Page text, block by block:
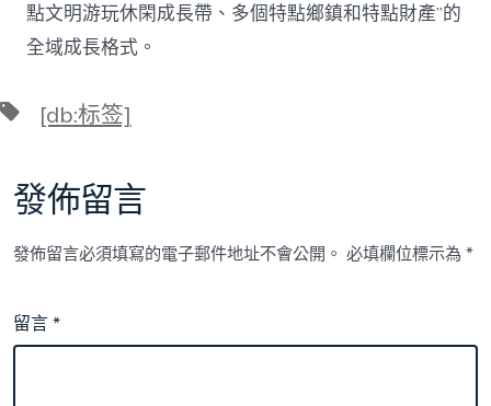
點文明游玩休閑成長帶、多個特點鄉鎮和特點財產”的
全域成長格式。
標 [db:标签]
發佈留言
發佈留言必須填寫的電子郵件地址不會公開。 必填欄位標示為*
留言*